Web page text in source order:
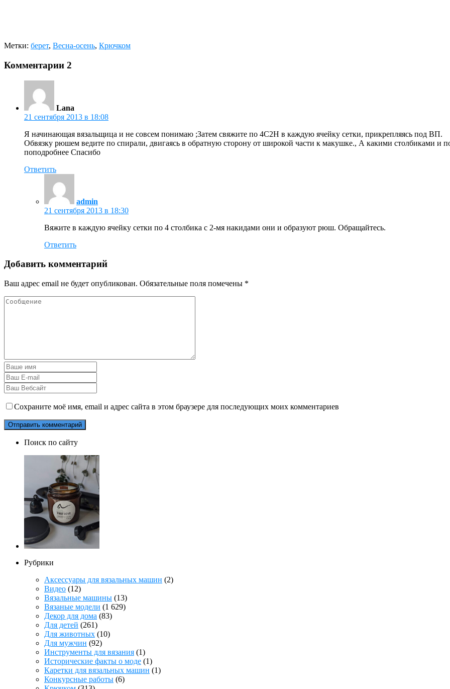
Метки: берет, Весна-осень, Крючком
Комментарии 2
Lana
21 сентября 2013 в 18:08
Я начинающая вязальщица и не совсем понимаю ;Затем свяжите по 4С2Н в каждую ячейку сетки, прикрепляясь под ВП.
Обвязку рюшем ведите по спирали, двигаясь в обратную сторону от широкой части к макушке., А какими столбиками и
поподробнее Спасибо
Ответить
admin
21 сентября 2013 в 18:30
Вяжите в каждую ячейку сетки по 4 столбика с 2-мя накидами они и образуют рюш. Обращайтесь.
Ответить
Добавить комментарий
Ваш адрес email не будет опубликован. Обязательные поля помечены *
Сохраните моё имя, email и адрес сайта в этом браузере для последующих моих комментариев
Поиск по сайту
Рубрики
Аксессуары для вязальных машин (2)
Видео (12)
Вязальные машины (13)
Вязаные модели (1 629)
Декор для дома (83)
Для детей (261)
Для животных (10)
Для мужчин (92)
Инструменты для вязания (1)
Исторические факты о моде (1)
Каретки для вязальных машин (1)
Конкурсные работы (6)